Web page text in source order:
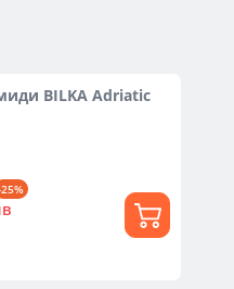
BILKA Adriatic